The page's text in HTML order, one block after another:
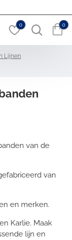
0 0
Lijnen
van de
van
en merken.
Karlie. Maak
lijn en